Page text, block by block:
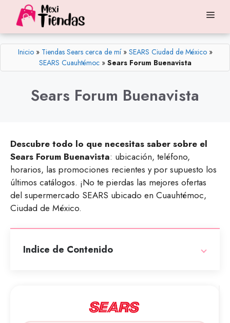
contenido
Inicio» Tiendas Sears cerca de mí» SEARS Ciudad de México»
SEARS Cuauhtémoc» Sears Forum Buenavista
Sears Forum Buenavista
Descubre todo lo que necesitas saber sobre el
Sears Forum Buenavista: ubicación, teléfono,
horarios, las promociones recientes y por supuesto los
últimos catálogos. ¡No te pierdas las mejores ofertas
del supermercado SEARS ubicado en Cuauhtémoc,
Ciudad de México.
Indice de Contenido